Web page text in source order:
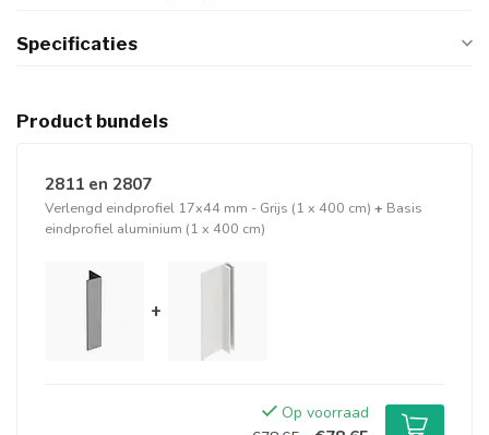
Specificaties
Product bundels
2811 en 2807
Verlengd eindprofiel 17x44 mm - Grijs (1 x 400 cm) + Basis
eindprofiel aluminium (1 x 400 cm)
+
Op voorraad